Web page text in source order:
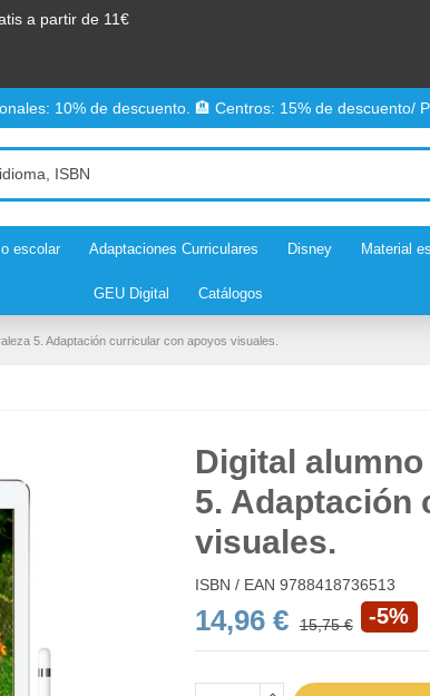
a partir de 11€
10% de descuento. 🏨 Centros: 15% de descuento/
escolar Adaptaciones Curriculares Disney Material
GEU Digital Catálogos
5. Adaptación curricular con apoyos visuales.
Digital
5. Adaptación
visuales.
ISBN / EAN 9788418736513
14,96 € 15,75 € -5%